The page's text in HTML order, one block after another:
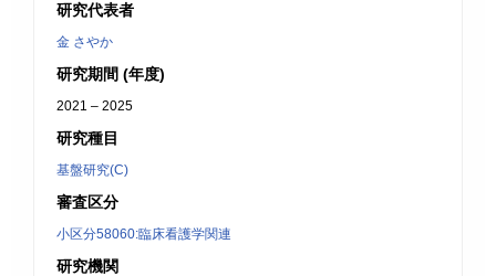
研究代表者
金 さやか
研究期間 (年度)
2021 – 2025
研究種目
基盤研究(C)
審査区分
小区分58060:臨床看護学関連
研究機関